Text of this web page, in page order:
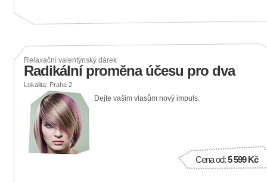
Relaxační valentýnský dárek
Radikální proměna účesu pro dva
Lokalita: Praha 2
Dejte vašim vlasům nový impuls.
Cena od:5 599 Kč